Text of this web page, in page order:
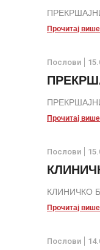
Прочитај више
Послови
Прочитај више
Послови
КЛИНИЧКО
Прочитај више
Послови